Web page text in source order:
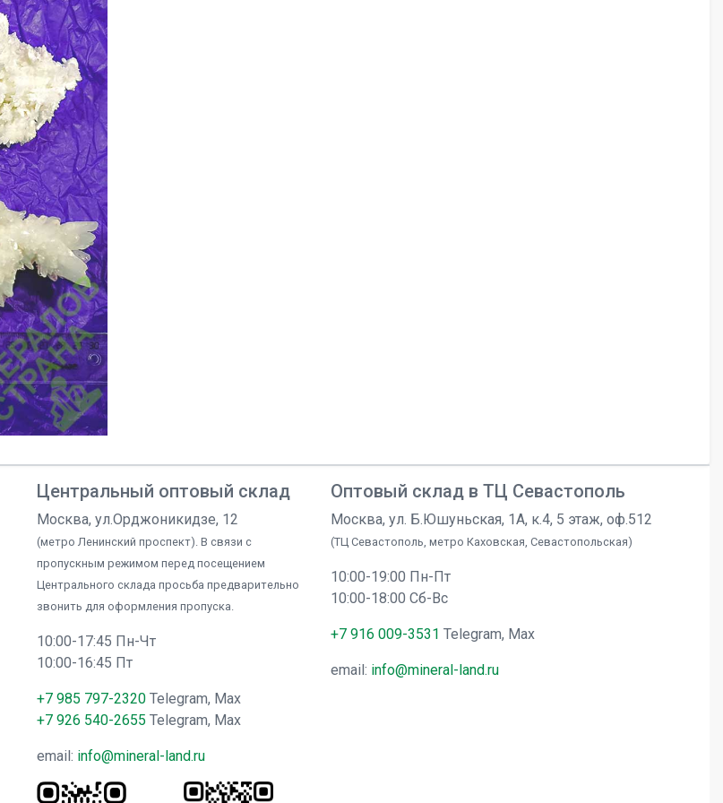
Центральный оптовый склад
Москва, ул.Орджоникидзе, 12
(метро Ленинский проспект). В связи с
пропускным режимом перед посещением
Центрального склада просьба предварительно
звонить для оформления пропуска.
10:00-17:45 Пн-Чт
10:00-16:45 Пт
+7 985 797-2320Telegram, Max
+7 926 540-2655 Telegram, Max
email: info@mineral-land.ru
Оптовый склад в ТЦ Севастополь
Москва, ул. Б.Юшуньская, 1А, к.4, 5 этаж, оф.512
(ТЦ Севастополь, метро Каховская, Севастопольская)
10:00-19:00 Пн-Пт
10:00-18:00 Сб-Вс
+7 916 009-3531 Telegram, Max
email: info@mineral-land.ru